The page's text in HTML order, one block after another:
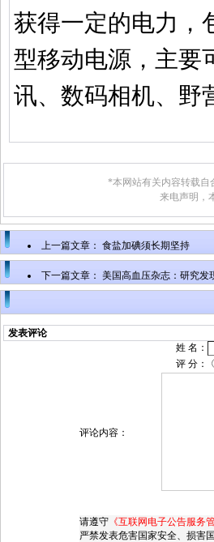
获得一定的电力，
型移动电源，主要
讯、数码相机、野
*本网站有关内容转载自
来电声明，
上一篇文章： 食盐加碘须长期坚持
下一篇文章： 美国高血压杂志：研究发
发表评论
姓 名：
评 分：
评论内容：
请遵守 《互联网电子公告服务
严禁发表危害国家安全、损害